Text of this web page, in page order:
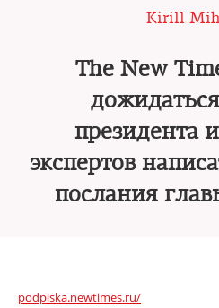
Kirill
The New
президента
экспертов
послания
podpiska.newtimes.ru/